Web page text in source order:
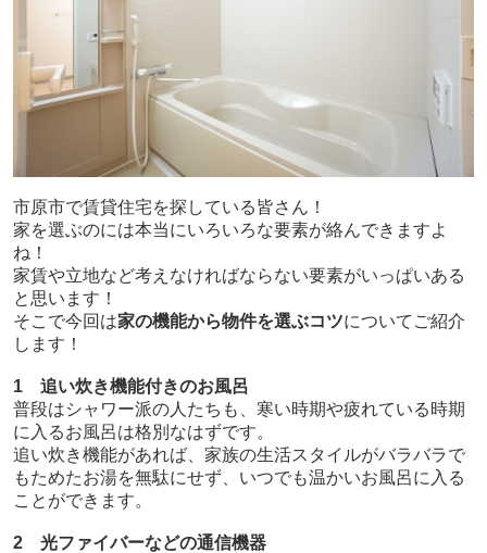
市原市で賃貸住宅を探している皆さん！
家を選ぶのには本当にいろいろな要素が絡んできますよ
ね！
家賃や立地など考えなければならない要素がいっぱいある
と思います！
そこで今回は家の機能から物件を選ぶコツについてご紹介
します！
1 追い炊き機能付きのお風呂
普段はシャワー派の人たちも、寒い時期や疲れている時期
に入るお風呂は格別なはずです。
追い炊き機能があれば、家族の生活スタイルがバラバラで
もためたお湯を無駄にせず、いつでも温かいお風呂に入る
ことができます。
2 光ファイバーなどの通信機器